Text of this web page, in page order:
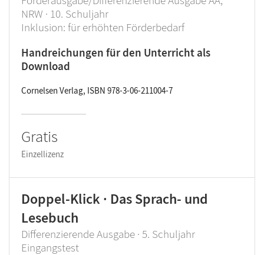
NRW · 10. Schuljahr
Inklusion: für erhöhten Förderbedarf
Handreichungen für den Unterricht als
Download
Cornelsen Verlag, ISBN 978-3-06-211004-7
Gratis
Einzellizenz
Doppel-Klick · Das Sprach- und
Lesebuch
Differenzierende Ausgabe · 5. Schuljahr
Eingangstest